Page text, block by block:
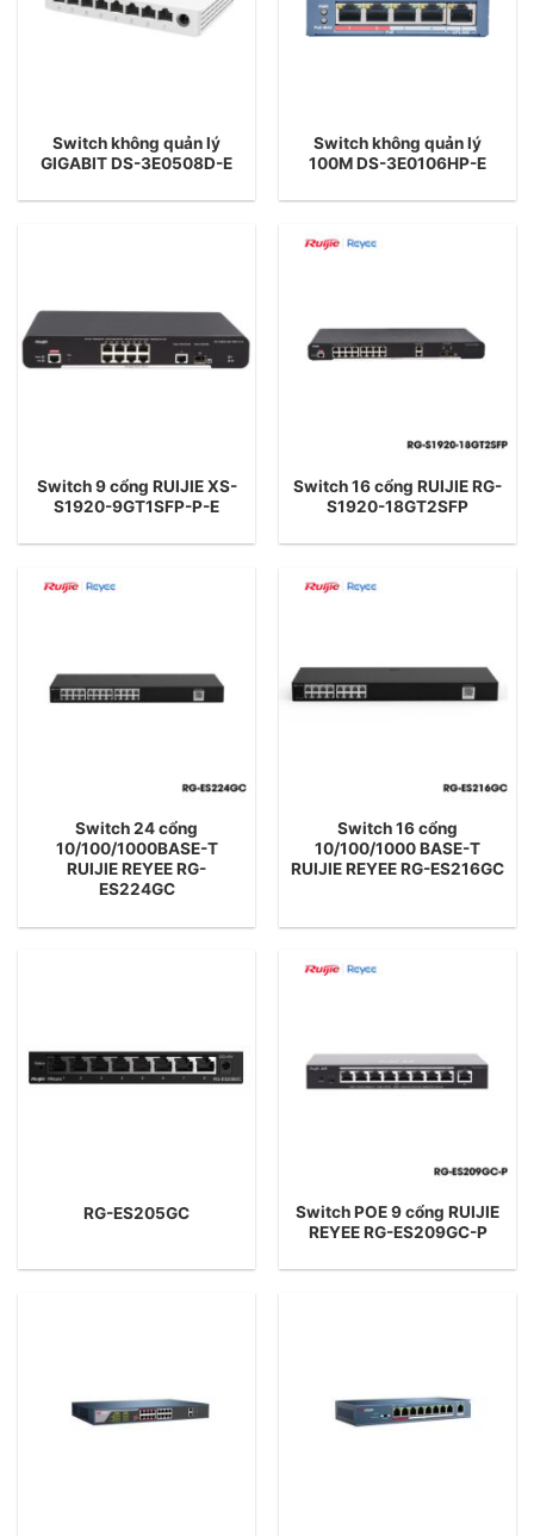
Switch không quản lý
GIGABIT DS-3E0508D-E
Switch không quản lý
100M DS-3E0106HP-E
Switch 9 cổng RUIJIE XS-
S1920-9GT1SFP-P-E
Switch 16 cổng RUIJIE RG-
S1920-18GT2SFP
Switch 24 cổng
10/100/1000BASE-T
RUIJIE REYEE RG-
ES224GC
Switch 16 cổng
10/100/1000 BASE-T
RUIJIE REYEE RG-ES216GC
RG-ES205GC
Switch POE 9 cổng RUIJIE
REYEE RG-ES209GC-P